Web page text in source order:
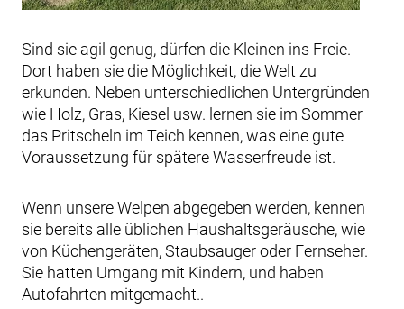
Sind sie agil genug, dürfen die Kleinen ins Freie.
Dort haben sie die Möglichkeit, die Welt zu
erkunden. Neben unterschiedlichen Untergründen
wie Holz, Gras, Kiesel usw. lernen sie im Sommer
das Pritscheln im Teich kennen, was eine gute
Voraussetzung für spätere Wasserfreude ist.
Wenn unsere Welpen abgegeben werden, kennen
sie bereits alle üblichen Haushaltsgeräusche, wie
von Küchengeräten, Staubsauger oder Fernseher.
Sie hatten Umgang mit Kindern, und haben
Autofahrten mitgemacht..